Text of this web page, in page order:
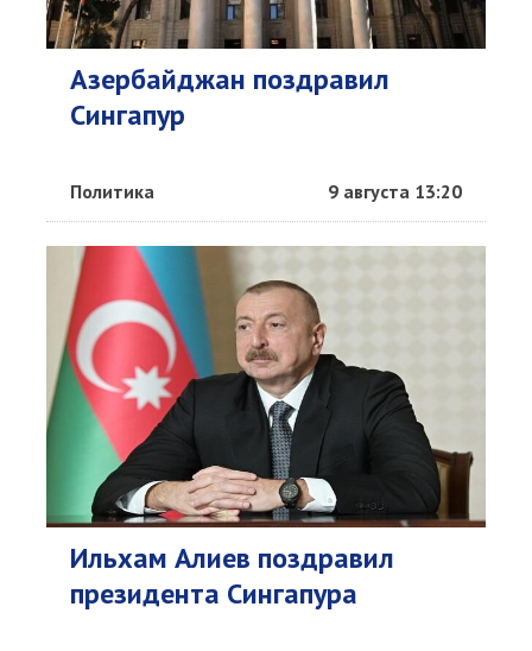
Азербайджан поздравил
Сингапур
Политика 9 августа 13:20
Ильхам Алиев поздравил
президента Сингапура